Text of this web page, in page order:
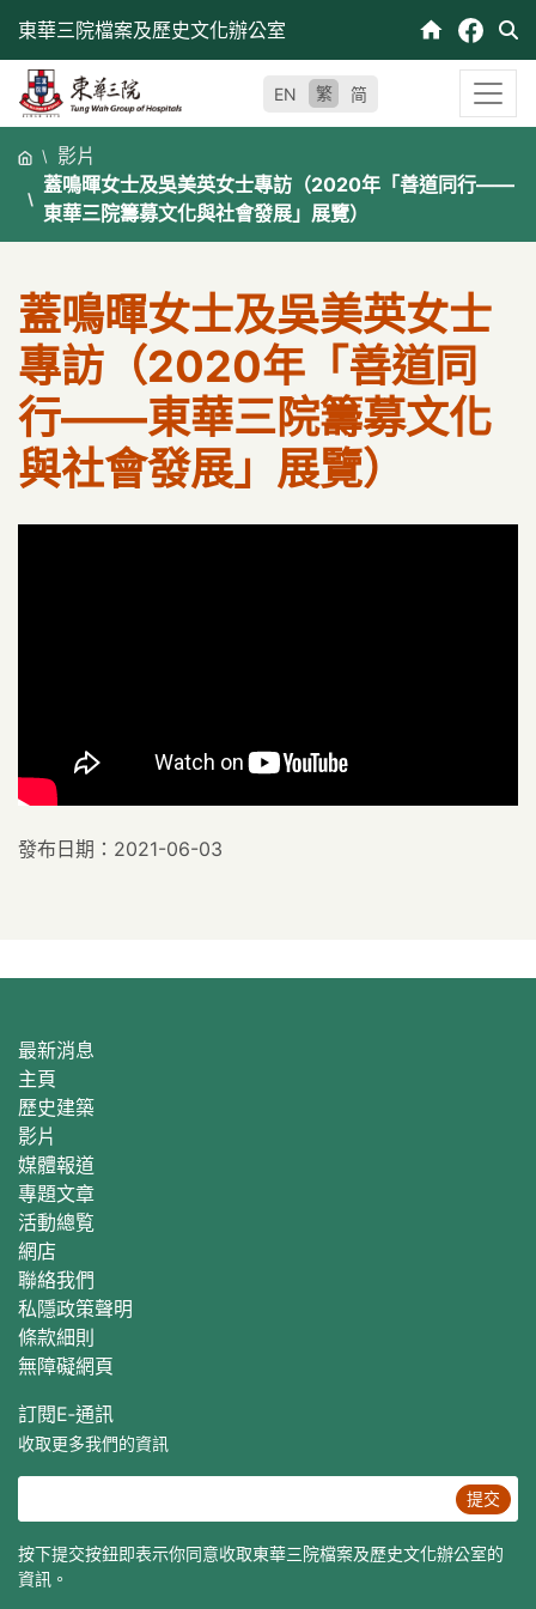
東華三院檔案及歷史文化辦公室
EN 繁 简
影片
蓋鳴暉女士及吳美英女士專訪（2020年「善道同行——
東華三院籌募文化與社會發展」展覽）
蓋鳴暉女士及吳美英女士
專訪（2020年「善道同
行——東華三院籌募文化
與社會發展」展覽）
發布日期：2021-06-03
最新消息
主頁
歷史建築
影片
媒體報道
專題文章
活動總覧
網店
聯絡我們
私隱政策聲明
條款細則
無障礙網頁
訂閱E‐通訊
收取更多我們的資訊
提交
按下提交按鈕即表示你同意收取東華三院檔案及歷史文化辦公室的
資訊。